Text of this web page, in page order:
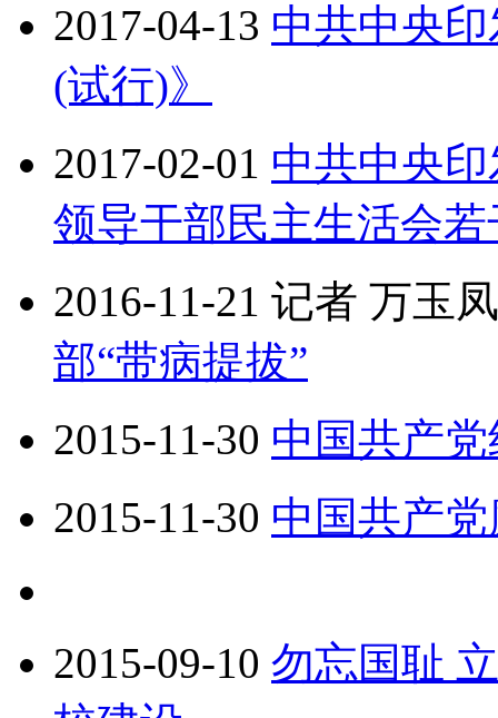
2017-04-13 中共中央
(试行)》
2017-02-01 中共中央
领导干部民主生活会
2016-11-21 记者 万玉凤
部“带病提拔”
2015-11-30 中国共产
2015-11-30 中国共产
2015-09-10 勿忘国耻